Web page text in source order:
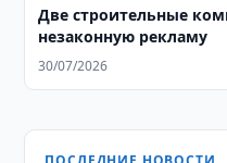
Две строительные
незаконную рекламу
30/07/2026